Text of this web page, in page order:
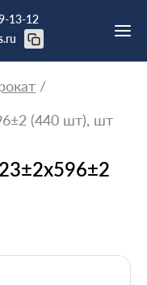
13-12
(440 шт), шт